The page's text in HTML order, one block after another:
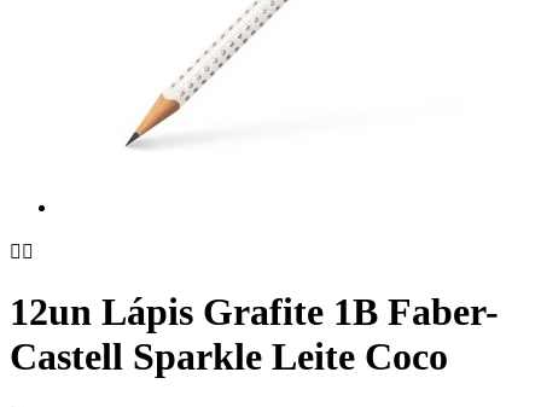
 
12un Lápis Grafite 1B Faber-
Castell Sparkle Leite Coco